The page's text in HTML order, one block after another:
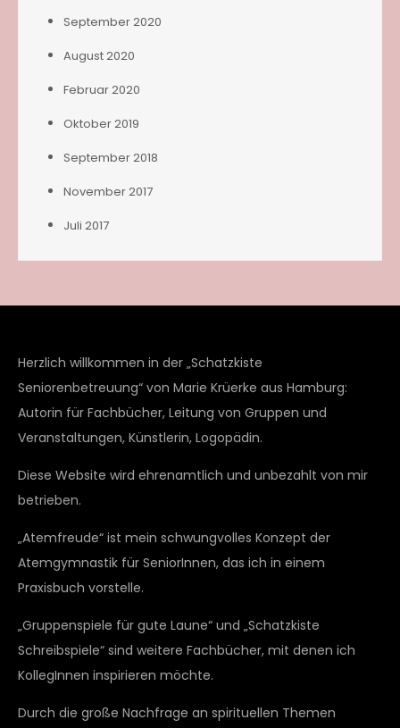
September 2020
August 2020
Februar 2020
Oktober 2019
September 2018
November 2017
Juli 2017
Herzlich willkommen in der „Schatzkiste
Seniorenbetreuung“ von Marie Krüerke aus Hamburg:
Autorin für Fachbücher, Leitung von Gruppen und
Veranstaltungen, Künstlerin, Logopädin.
Diese Website wird ehrenamtlich und unbezahlt von mir
betrieben.
„Atemfreude“ ist mein schwungvolles Konzept der
Atemgymnastik für SeniorInnen, das ich in einem
Praxisbuch vorstelle.
„Gruppenspiele für gute Laune“ und „Schatzkiste
Schreibspiele“ sind weitere Fachbücher, mit denen ich
KollegInnen inspirieren möchte.
Durch die große Nachfrage an spirituellen Themen